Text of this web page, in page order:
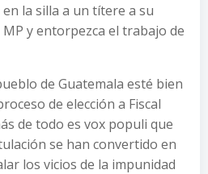
la silla a un títere a su
y entorpezca el trabajo de
de Guatemala esté bien
de elección a Fiscal
de todo es vox populi que
se han convertido en
los vicios de la impunidad